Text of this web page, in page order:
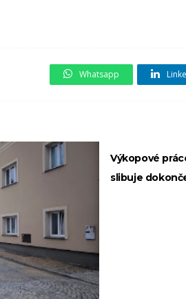
Whatsapp
Výkopové
slibuje